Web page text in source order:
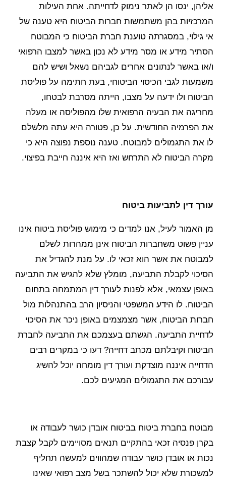
אליהן, ינסו הן לאתר נימוק לדחייתה. אחת העילות
המרכזיות בהן משתמשות חברות הביטוח היא טענה של
אי גילוי, במסגרתה טוענת חברת הביטוח כי המבוטח
הסתיר מידע או מסר מידע לא נכון באשר למצבו הרפואי
ו/או באשר לנתונים אחרים לגביהם נשאל ושיש להם
משמעות לגבי הכיסוי הביטוחי, בעת חתימה על פוליסת
הביטוח ולו ידעה על מצבו, הייתה מסרבת לבטחו,
מחריגה את הבעיה הרפואית שלו מהפוליסה או מעלה
את הפרמיה החודשית. על כן, פטורה היא עתה מלשלם
לו את התגמולים למבוטח. טענה נוספת נפוצה היא כי
מקרה הביטוח לא התרחש ואז היא איננה חייבת בפיצוי.
עורך דין לתביעות ביטוח
מן האמור לעיל, אנו למדים כי מימוש פוליסת ביטוח אינו
עניין פשוט משחברות הביטוח אינן ממהרות לשלם
למבוטח את אשר הוא זכאי לו. על מנת להגדיל את
הסיכוי לקבלת התביעה, מומלץ שלא להגיש את התביעה
באופן עצמאי, אלא לפנות לעורך דין המתמחה בתחום
הביטוח. לו הידע המשפטי והניסיון הרב בהתנהלות מול
חברות הביטוח, אשר מצמצמים באופן ניכר את הסיכוי
לדחיית התביעה. הגשתם בעצמכם את התביעה לחברת
הביטוח וקיבלתם מכתב דחייה? דעו כי במקרים רבים
הדחייה איננה מוצדקת ועורך דין מומחה יוכל להשיג
עבורכם את התגמולים המגיעים לכם.
מבוטח בחברת ביטוח בביטוח אובדן כושר לעבודה או
בקרן פנסיה זכאי בהתקיים תנאים מסויימים לקבל קצבת
נכות או אובדן כושר עבודה שמהווים למעשה תחליף
למשכורת שלא יכול להשתכר בשל מצב רפואי שאינו